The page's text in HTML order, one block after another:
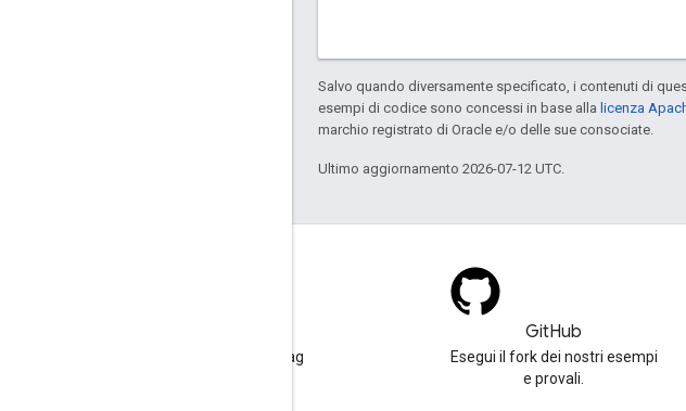
Salvo quando diversamente specificato, i contenuti di
esempi di codice sono concessi in base alla licenza
marchio registrato di Oracle e/o delle sue consociate.
Ultimo aggiornamento 2026-07-12 UTC.
Poni una domanda sotto il tag
GitHub
Esegui il fork dei nostri esempi
e provali.